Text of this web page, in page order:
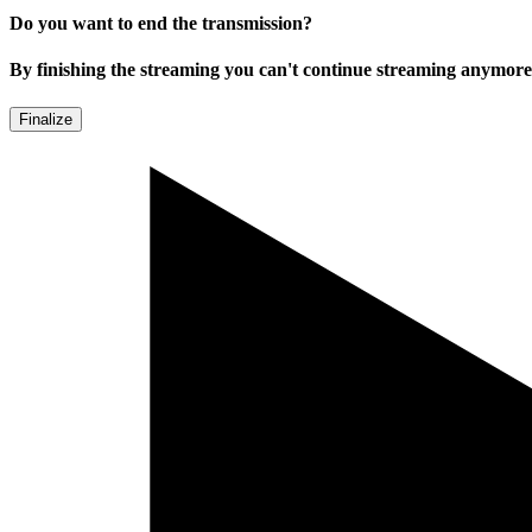
Do you want to end the transmission?
By finishing the streaming you can't continue streaming